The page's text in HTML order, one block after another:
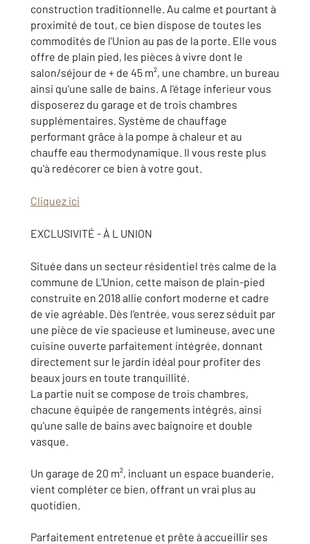
construction traditionnelle. Au calme et pourtant à
proximité de tout, ce bien dispose de toutes les
commodités de l'Union au pas de la porte. Elle vous
offre de plain pied, les pièces à vivre dont le
salon/séjour de + de 45 m², une chambre, un bureau
ainsi qu'une salle de bains. A l'étage inferieur vous
disposerez du garage et de trois chambres
supplémentaires. Système de chauffage
performant grâce à la pompe à chaleur et au
chauffe eau thermodynamique. Il vous reste plus
qu'à redécorer ce bien à votre gout.
Cliquez ici
EXCLUSIVITÉ - À L UNION
Située dans un secteur résidentiel très calme de la
commune de L'Union, cette maison de plain-pied
construite en 2018 allie confort moderne et cadre
de vie agréable. Dès l'entrée, vous serez séduit par
une pièce de vie spacieuse et lumineuse, avec une
cuisine ouverte parfaitement intégrée, donnant
directement sur le jardin idéal pour profiter des
beaux jours en toute tranquillité.
La partie nuit se compose de trois chambres,
chacune équipée de rangements intégrés, ainsi
qu'une salle de bains avec baignoire et double
vasque.
Un garage de 20 m², incluant un espace buanderie,
vient compléter ce bien, offrant un vrai plus au
quotidien.
Parfaitement entretenue et prête à accueillir ses